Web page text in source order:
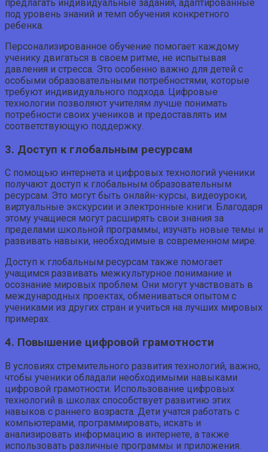
предлагать индивидуальные задания, адаптированные
под уровень знаний и темп обучения конкретного
ребенка.
Персонализированное обучение помогает каждому
ученику двигаться в своем ритме, не испытывая
давления и стресса. Это особенно важно для детей с
особыми образовательными потребностями, которые
требуют индивидуального подхода. Цифровые
технологии позволяют учителям лучше понимать
потребности своих учеников и предоставлять им
соответствующую поддержку.
3. Доступ к глобальным ресурсам
С помощью интернета и цифровых технологий ученики
получают доступ к глобальным образовательным
ресурсам. Это могут быть онлайн-курсы, видеоуроки,
виртуальные экскурсии и электронные книги. Благодаря
этому учащиеся могут расширять свои знания за
пределами школьной программы, изучать новые темы и
развивать навыки, необходимые в современном мире.
Доступ к глобальным ресурсам также помогает
учащимся развивать межкультурное понимание и
осознание мировых проблем. Они могут участвовать в
международных проектах, обмениваться опытом с
учениками из других стран и учиться на лучших мировых
примерах.
4. Повышение цифровой грамотности
В условиях стремительного развития технологий, важно,
чтобы ученики обладали необходимыми навыками
цифровой грамотности. Использование цифровых
технологий в школах способствует развитию этих
навыков с раннего возраста. Дети учатся работать с
компьютерами, программировать, искать и
анализировать информацию в интернете, а также
использовать различные программы и приложения.